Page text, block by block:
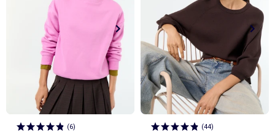
(6) (44)